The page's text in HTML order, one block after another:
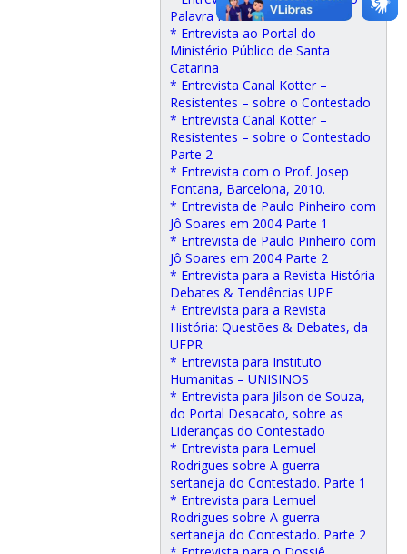
Palavra Nua
* Entrevista ao Portal do
Ministério Público de Santa
Catarina
* Entrevista Canal Kotter –
Resistentes – sobre o Contestado
* Entrevista Canal Kotter –
Resistentes – sobre o Contestado
Parte 2
* Entrevista com o Prof. Josep
Fontana, Barcelona, 2010.
* Entrevista de Paulo Pinheiro com
Jô Soares em 2004 Parte 1
* Entrevista de Paulo Pinheiro com
Jô Soares em 2004 Parte 2
* Entrevista para a Revista História
Debates & Tendências UPF
* Entrevista para a Revista
História: Questões & Debates, da
UFPR
* Entrevista para Instituto
Humanitas – UNISINOS
* Entrevista para Jilson de Souza,
do Portal Desacato, sobre as
Lideranças do Contestado
* Entrevista para Lemuel
Rodrigues sobre A guerra
sertaneja do Contestado. Parte 1
* Entrevista para Lemuel
Rodrigues sobre A guerra
sertaneja do Contestado. Parte 2